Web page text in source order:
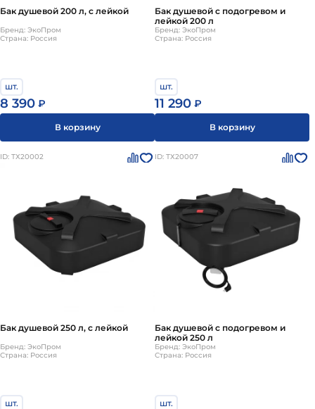
Бак душевой 200 л, с лейкой
Бренд: ЭкоПром
Страна: Россия
шт.
8 390 ₽
В корзину
Бак душевой с подогревом и
лейкой 200 л
Бренд: ЭкоПром
Страна: Россия
шт.
11 290 ₽
В корзину
ID: ТХ20002
Бак душевой 250 л, с лейкой
Бренд: ЭкоПром
Страна: Россия
шт.
ID: ТХ20007
Бак душевой с подогревом и
лейкой 250 л
Бренд: ЭкоПром
Страна: Россия
шт.